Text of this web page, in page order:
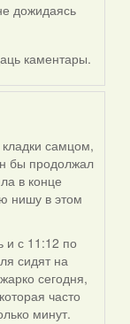
дожидаясь
каментары.
самцом,
бы продолжал
в конце
нишу в этом
и с 11:12 по
сидят на
сегодня,
часто
минут.